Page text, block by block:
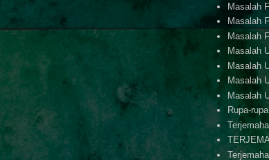
Masalah
Masalah
Masalah
Masalah
Masalah
Masalah
Masalah
Rupa-rupa